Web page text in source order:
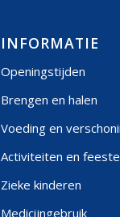
INFORMATIE
Openingstijden
Brengen en halen
Voeding en
Activiteiten en
Zieke kinderen
Medicijngebruik